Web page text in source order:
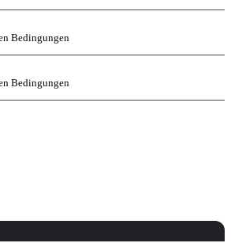
Bedingungen
Bedingungen